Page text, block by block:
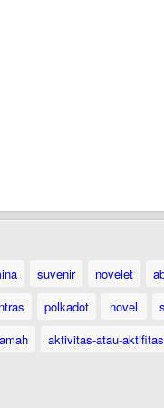
suvenir novelet
polkadot novel
aktivitas-atau-aktifitas